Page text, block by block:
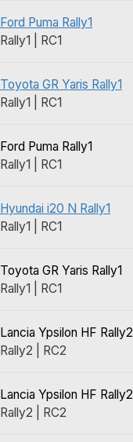
Ford Puma Rally1
Rally1 | RC1
Toyota GR Yaris Rally1
Rally1 | RC1
Ford Puma Rally1
Rally1 | RC1
Hyundai i20 N Rally1
Rally1 | RC1
Toyota GR Yaris Rally1
Rally1 | RC1
Lancia Ypsilon HF Rally2
Rally2 | RC2
Lancia Ypsilon HF Rally2
Rally2 | RC2